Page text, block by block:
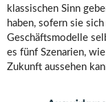
klassischen Sinn
haben, sofern sie
Geschäftsmodelle
es fünf Szenarien,
Zukunft aussehen